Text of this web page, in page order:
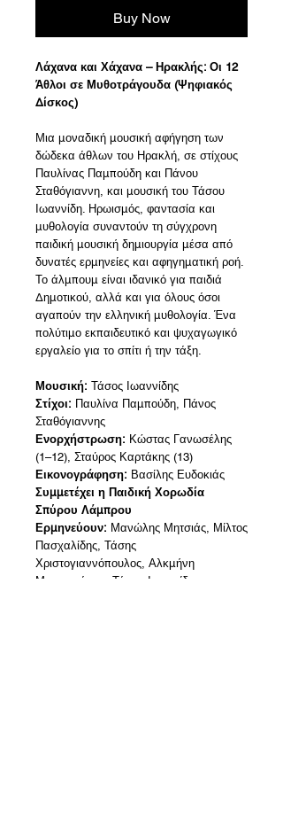
Buy Now
Λάχανα και Χάχανα – Ηρακλής: Οι 12
Άθλοι σε Μυθοτράγουδα (Ψηφιακός
Δίσκος)
Μια μοναδική μουσική αφήγηση των
δώδεκα άθλων του Ηρακλή, σε στίχους
Παυλίνας Παμπούδη και Πάνου
Σταθόγιαννη, και μουσική του Τάσου
Ιωαννίδη. Ηρωισμός, φαντασία και
μυθολογία συναντούν τη σύγχρονη
παιδική μουσική δημιουργία μέσα από
δυνατές ερμηνείες και αφηγηματική ροή.
Το άλμπουμ είναι ιδανικό για παιδιά
Δημοτικού, αλλά και για όλους όσοι
αγαπούν την ελληνική μυθολογία. Ένα
πολύτιμο εκπαιδευτικό και ψυχαγωγικό
εργαλείο για το σπίτι ή την τάξη.
Μουσική: Τάσος Ιωαννίδης
Στίχοι: Παυλίνα Παμπούδη, Πάνος
Σταθόγιαννης
Ενορχήστρωση: Κώστας Γανωσέλης
(1–12), Σταύρος Καρτάκης (13)
Εικονογράφηση: Βασίλης Ευδοκιάς
Συμμετέχει η Παιδική Χορωδία
Σπύρου Λάμπρου
Ερμηνεύουν: Μανώλης Μητσιάς, Μίλτος
Πασχαλίδης, Τάσης
Χριστογιαννόπουλος, Αλκμήνη
Μπασακάρου, Τάσος Ιωαννίδης